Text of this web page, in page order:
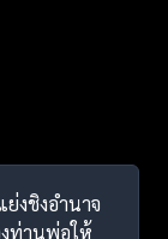
ย่งชิงอำนาจ
ท่านพ่อให้